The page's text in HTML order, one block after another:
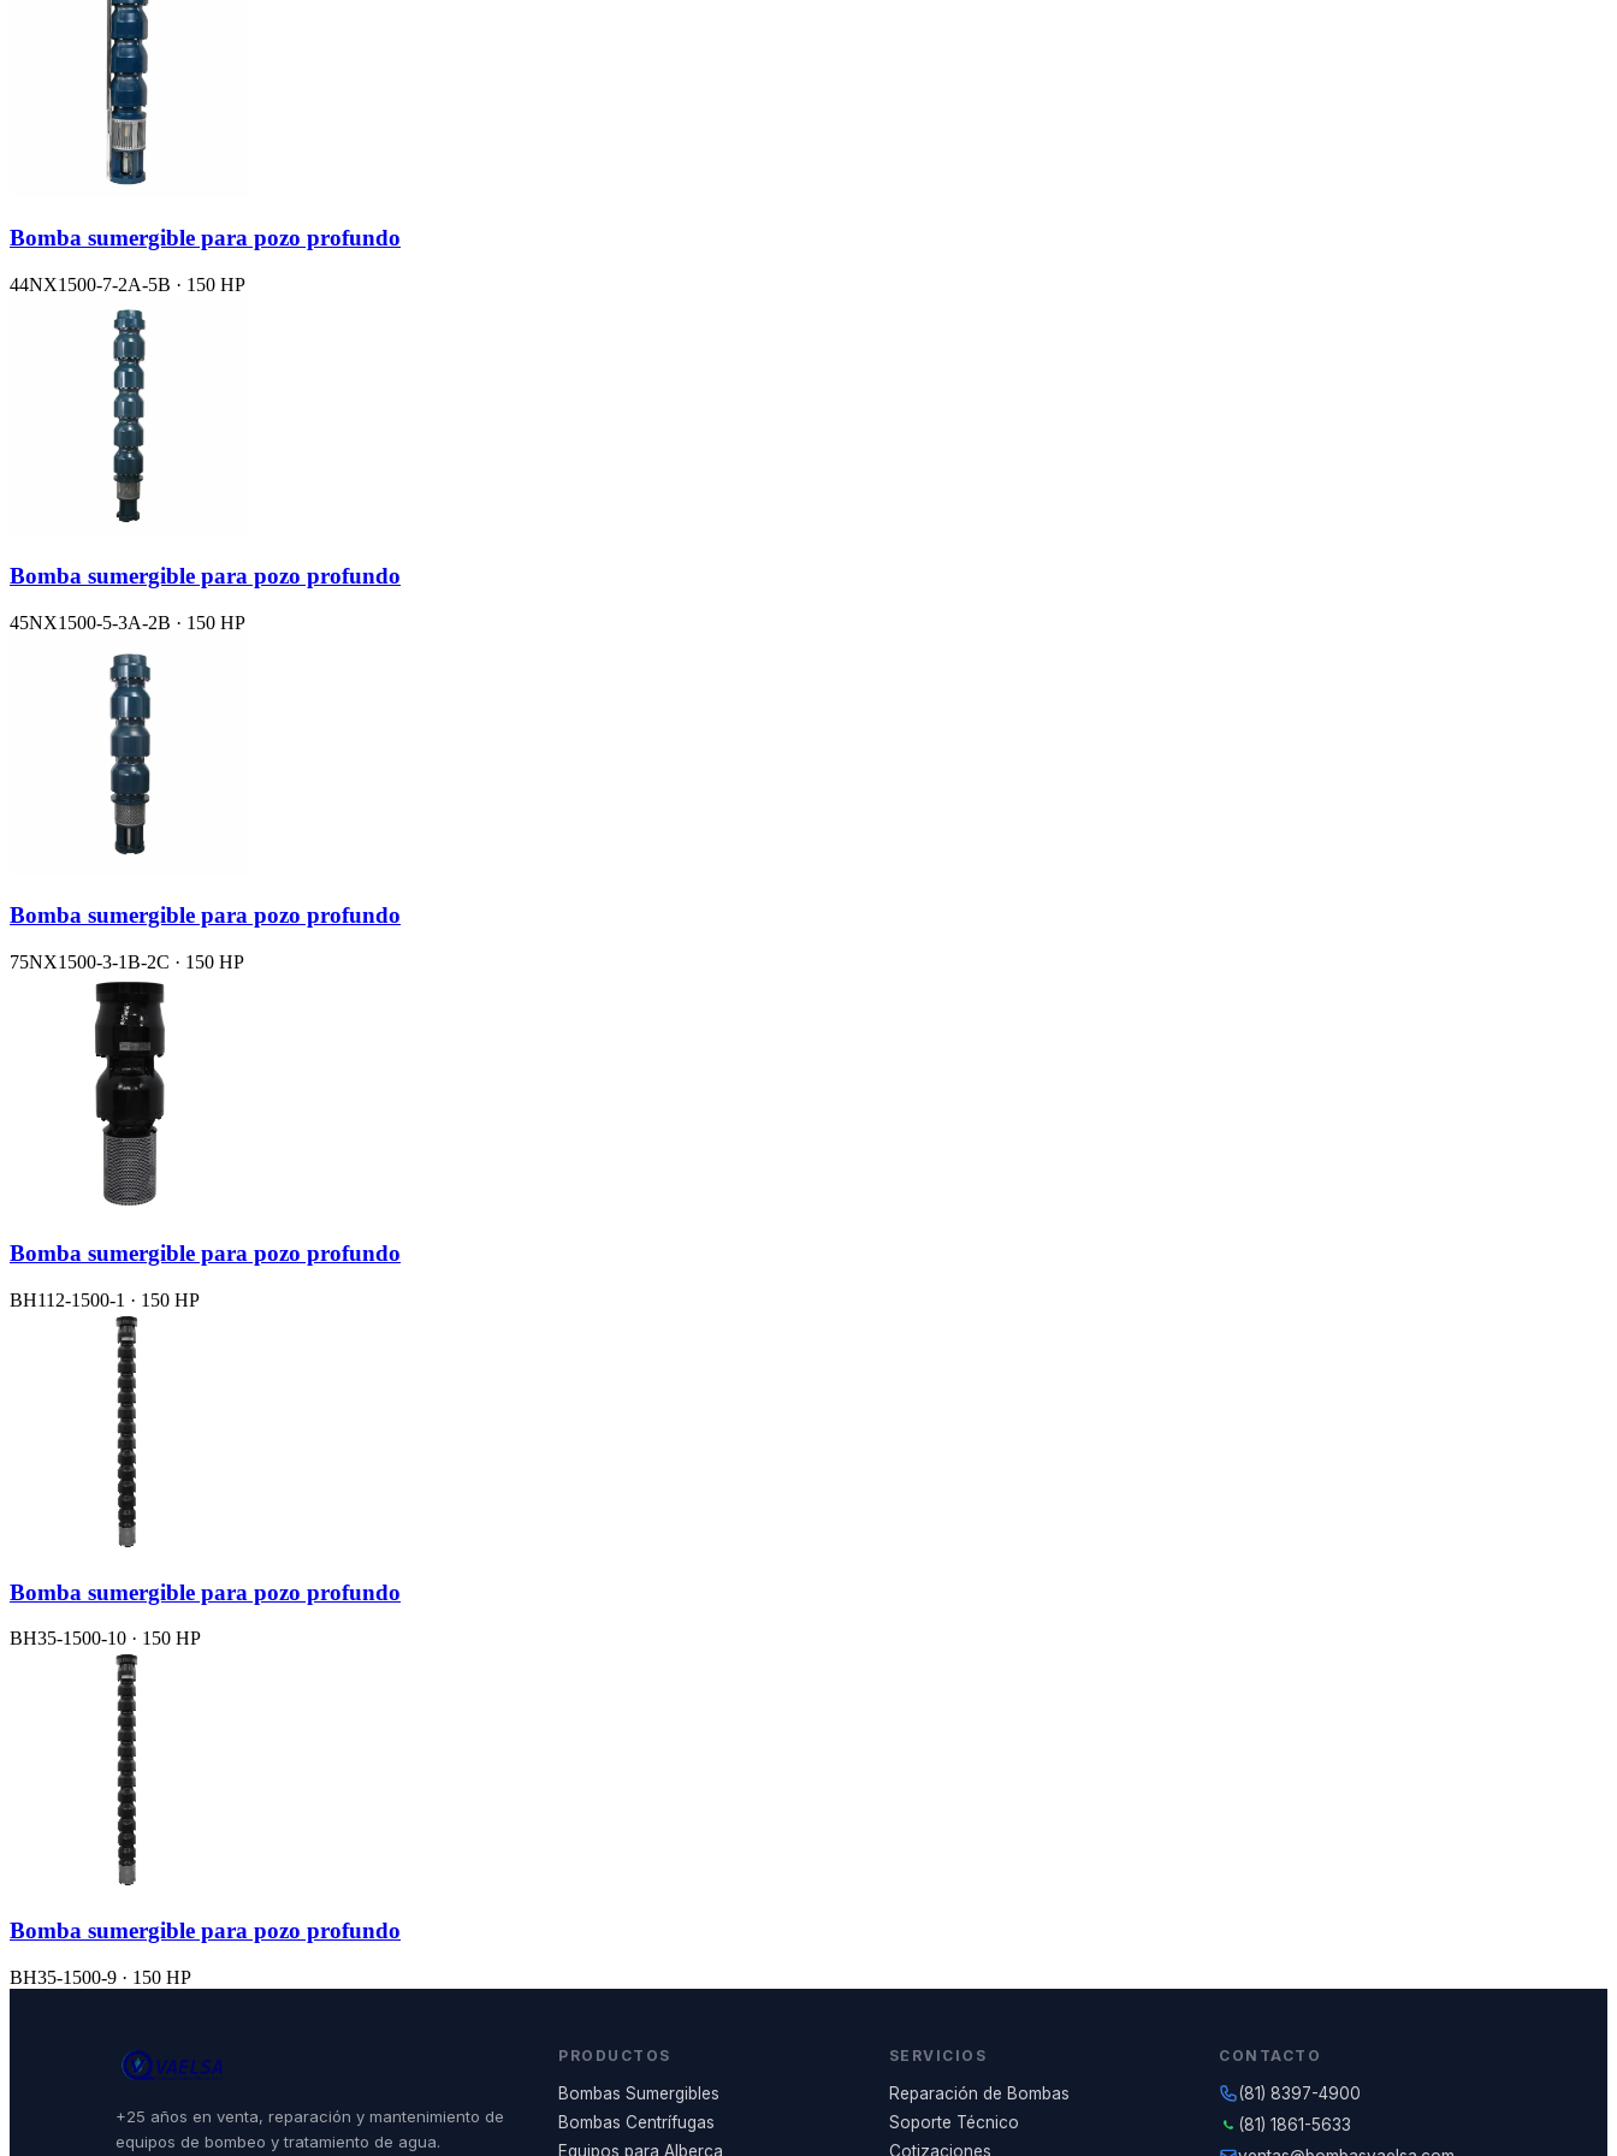
Bomba sumergible para pozo profundo
44NX1500-7-2A-5B · 150 HP
Bomba sumergible para pozo profundo
45NX1500-5-3A-2B · 150 HP
Bomba sumergible para pozo profundo
75NX1500-3-1B-2C · 150 HP
Bomba sumergible para pozo profundo
BH112-1500-1 · 150 HP
Bomba sumergible para pozo profundo
BH35-1500-10 · 150 HP
Bomba sumergible para pozo profundo
BH35-1500-9 · 150 HP
+25 años en venta, reparación y mantenimiento de
equipos de bombeo y tratamiento de agua.
PRODUCTOS
Bombas Sumergibles
Bombas Centrífugas
Equipos para Alberca
SERVICIOS
Reparación de Bombas
Soporte Técnico
Cotizaciones
CONTACTO
(81) 8397-4900
(81) 1861-5633